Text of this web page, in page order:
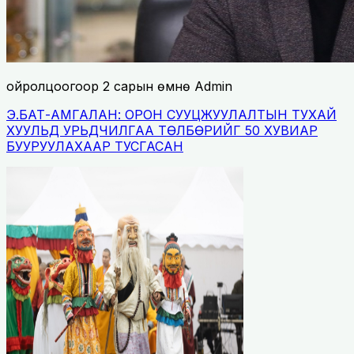
ойролцоогоор 2 сарын өмнө Admin
Э.БАТ-АМГАЛАН: ОРОН СУУЦЖУУЛАЛТЫН ТУХАЙ
ХУУЛЬД УРЬДЧИЛГАА ТӨЛБӨРИЙГ 50 ХУВИАР
БУУРУУЛАХААР ТУСГАСАН